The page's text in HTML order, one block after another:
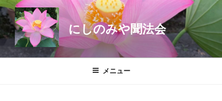
コ
ン
テ
ン
ツ
にしのみや聞法会
メニュー